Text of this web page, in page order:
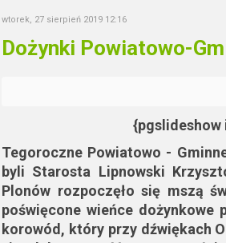
wtorek, 27 sierpień 2019 12:16
Dożynki Powiatowo-
{pgslideshow
Tegoroczne Powiatowo -
byli Starosta Lipnowski
Plonów rozpoczęło się mszą
poświęcone wieńce dożynkowe
korowód, który przy dźwiękach